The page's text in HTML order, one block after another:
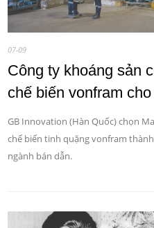
07-09
Công ty khoáng sản
chế biến vonfram
GB Innovation (Hàn Quốc) chọn
chế biến tinh quặng vonfram
ngành bán dẫn.